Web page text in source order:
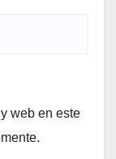
web en este